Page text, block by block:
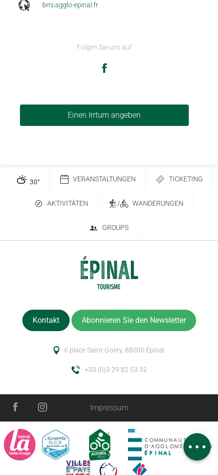
Zeitplan
Kommentare
bmi.agglo-epinal.fr
Folgen Sie uns auf
Einen Irrtum angeben
30° VERANSTALTUNGEN TICKETING
AKTIVITÄTEN / WANDERUNGEN
GROUPS
Kontakt Abonnieren Sie den Newsletter
6 place Saint-Goëry, 88000 Épinal
+33 (0)3 29 82 53 32
Impressum